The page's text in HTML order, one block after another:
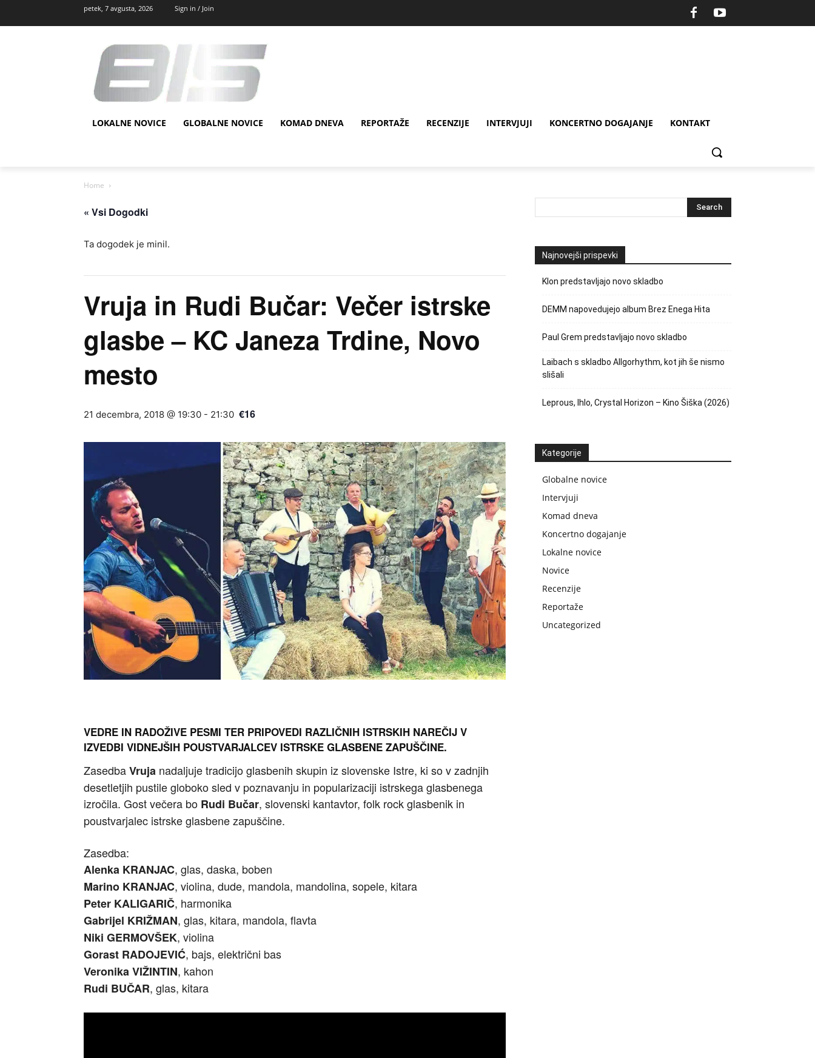
petek, 7 avgusta, 2026 Sign in / Join
LOKALNE NOVICE GLOBALNE NOVICE KOMAD DNEVA REPORTAŽE RECENZIJE INTERVJUJI KONCERTNO DOGAJANJE KONTAKT
Home
« Vsi Dogodki
Ta dogodek je minil.
Vruja in Rudi Bučar: Večer istrske
glasbe – KC Janeza Trdine, Novo
mesto
21 decembra, 2018 @ 19:30 - 21:30 €16
VEDRE IN RADOŽIVE PESMI TER PRIPOVEDI RAZLIČNIH ISTRSKIH NAREČIJ V
IZVEDBI VIDNEJŠIH POUSTVARJALCEV ISTRSKE GLASBENE ZAPUŠČINE.
ZasedbaVruja nadaljuje tradicijo glasbenih skupin iz slovenske Istre, ki so v zadnjih
desetletjih pustile globoko sled v poznavanju in popularizaciji istrskega glasbenega
izročila. Gost večera bo Rudi Bučar, slovenski kantavtor, folk rock glasbenik in
poustvarjalec istrske glasbene zapuščine.
Zasedba:
Alenka KRANJAC, glas, daska, boben
Marino KRANJAC, violina, dude, mandola, mandolina, sopele, kitara
Peter KALIGARIČ, harmonika
Gabrijel KRIŽMAN, glas, kitara, mandola, flavta
Niki GERMOVŠEK, violina
Gorast RADOJEVIĆ, bajs, električni bas
Veronika VIŽINTIN, kahon
Rudi BUČAR, glas, kitara
Najnovejši prispevki
Klon predstavljajo novo skladbo
DEMM napovedujejo album Brez Enega Hita
Paul Grem predstavljajo novo skladbo
Laibach s skladbo Allgorhythm, kot jih še nismo
slišali
Leprous, Ihlo, Crystal Horizon – Kino Šiška (2026)
Kategorije
Globalne novice
Intervjuji
Komad dneva
Koncertno dogajanje
Lokalne novice
Novice
Recenzije
Reportaže
Uncategorized